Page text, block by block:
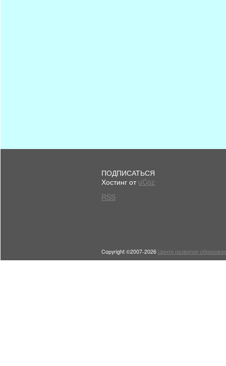
ПОДПИСАТЬСЯ
Хостинг от uCoz
RSS
Copyright ©2007-2026 Центр развития